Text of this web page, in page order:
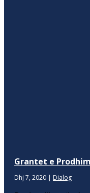
Grantet e
Dhj 7, 2020 | Dialog